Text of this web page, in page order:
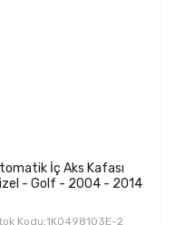
İç Aks Kafası
- Golf - 2004 - 2014
Kodu:1K0498103E-2